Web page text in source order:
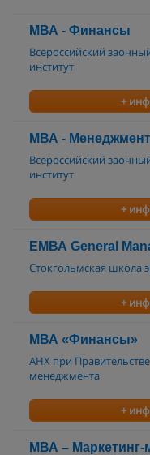
МВА - Финансы
Всероссийский
институт
+
МВА - Менеджмент
Всероссийский
институт
+
EМВА General
Стокгольмская школа
+
МВА «Финансы»
АНХ при
менеджмента
+
МВА –